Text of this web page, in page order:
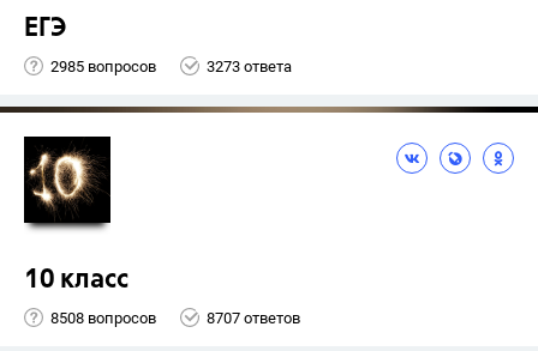
ЕГЭ
2985 вопросов 3273 ответа
10 класс
8508 вопросов 8707 ответов